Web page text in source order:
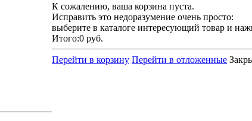
К сожалению, ваша корзина пуста.
Исправить это недоразумение очень просто:
выберите в каталоге интересующий товар и
Итого:0 руб.
Перейти в корзину Перейти в отложенные